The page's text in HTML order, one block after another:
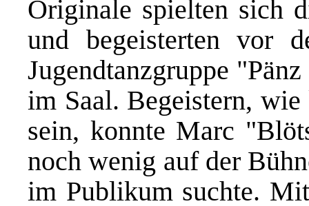
Originale spielten sich
und begeisterten vor
Jugendtanzgruppe
im Saal. Begeistern,
sein, konnte Marc
noch wenig auf der
im Publikum suchte.